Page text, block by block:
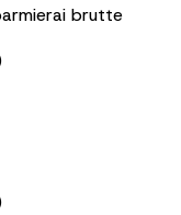
brutte